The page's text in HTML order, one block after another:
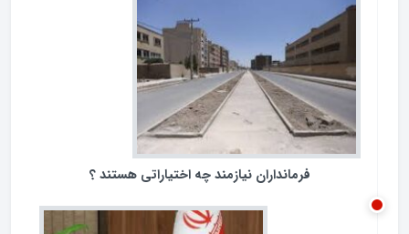
فرمانداران نیازمند چه اختیاراتی هستند ؟